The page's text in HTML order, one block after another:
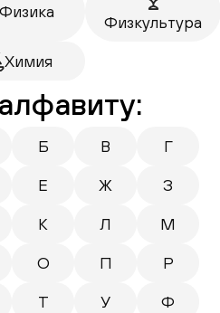
Физкультура
Химия
Б В Г
Е Ж З
К Л М
О П Р
Т У Ф